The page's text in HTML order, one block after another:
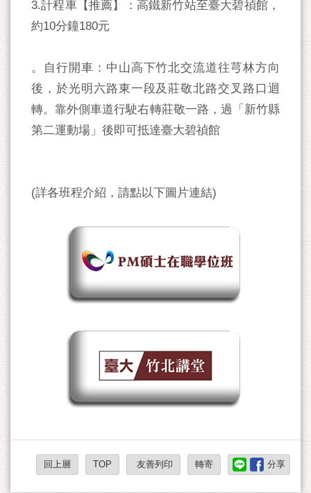
3.計程車【推薦】：高鐵新竹站至臺大碧禎館，
約10分鐘180元
。⾃行開車：中山高下竹北交流道往芎林方向
後，於光明六路東一段及莊敬北路交叉路口迴
轉。靠外側車道行駛右轉莊敬一路，過「新竹縣
第二運動場」後即可抵達臺大碧禎館
(詳各班程介紹，請點以下圖片連結)
回上層 TOP 友善列印 轉寄 分享